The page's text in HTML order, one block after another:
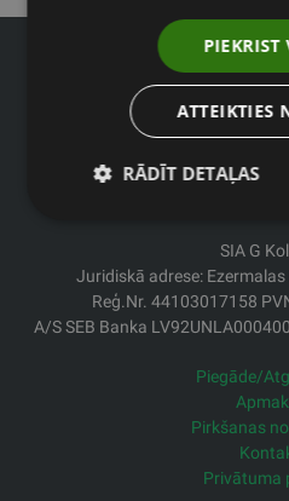
E-pasts:
SIA G
Juridiskā adrese: Ezermalas
Reģ.Nr. 44103017158
A/S SEB Banka
Piegāde/
Pirkšanas
Privātuma
PIEKRIST
ATTEIKTIES
RĀDĪT DETAĻAS